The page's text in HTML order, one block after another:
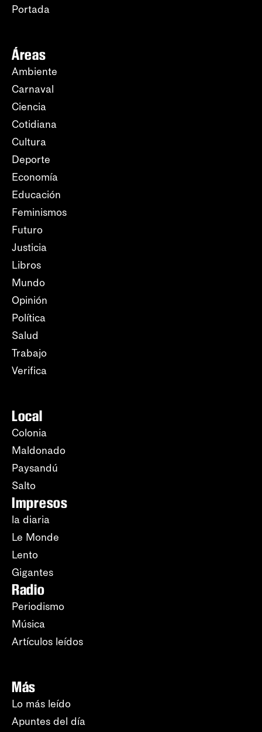
Portada
Áreas
Ambiente
Carnaval
Ciencia
Cotidiana
Cultura
Deporte
Economía
Educación
Feminismos
Futuro
Justicia
Libros
Mundo
Opinión
Política
Salud
Trabajo
Verifica
Local
Colonia
Maldonado
Paysandú
Salto
Impresos
la diaria
Le Monde
Lento
Gigantes
Radio
Periodismo
Música
Artículos leídos
Más
Lo más leído
Apuntes del día